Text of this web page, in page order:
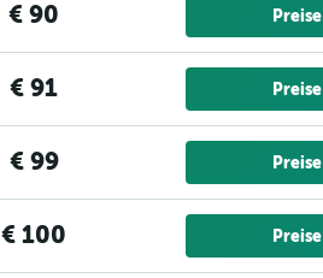
€ 90
€ 91
€ 99
€ 100